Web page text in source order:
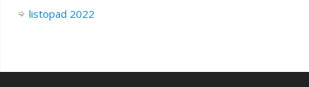
listopad 2022